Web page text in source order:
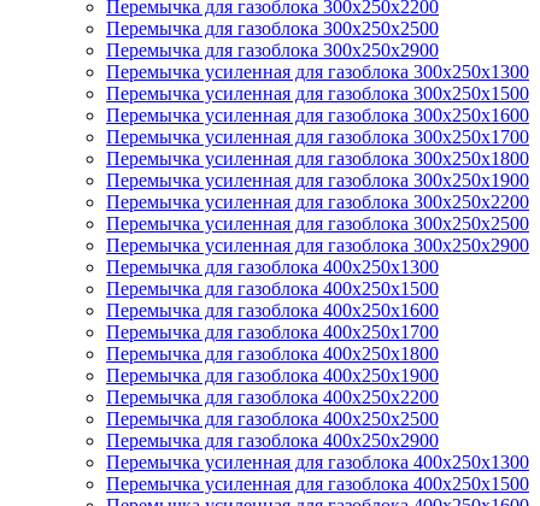
Перемычка для газоблока 300х250х2200
Перемычка для газоблока 300х250х2500
Перемычка для газоблока 300х250х2900
Перемычка усиленная для газоблока 300х250х1300
Перемычка усиленная для газоблока 300х250х1500
Перемычка усиленная для газоблока 300х250х1600
Перемычка усиленная для газоблока 300х250х1700
Перемычка усиленная для газоблока 300х250х1800
Перемычка усиленная для газоблока 300х250х1900
Перемычка усиленная для газоблока 300х250х2200
Перемычка усиленная для газоблока 300х250х2500
Перемычка усиленная для газоблока 300х250х2900
Перемычка для газоблока 400х250х1300
Перемычка для газоблока 400х250х1500
Перемычка для газоблока 400х250х1600
Перемычка для газоблока 400х250х1700
Перемычка для газоблока 400х250х1800
Перемычка для газоблока 400х250х1900
Перемычка для газоблока 400х250х2200
Перемычка для газоблока 400х250х2500
Перемычка для газоблока 400х250х2900
Перемычка усиленная для газоблока 400х250х1300
Перемычка усиленная для газоблока 400х250х1500